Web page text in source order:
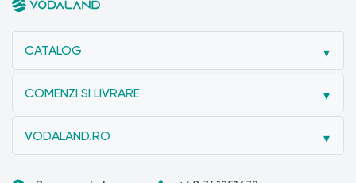
CATALOG
COMENZI SI LIVRARE
VODALAND.RO